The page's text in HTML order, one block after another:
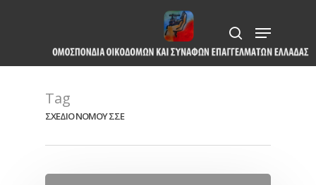
content
search
Menu
Tag
ΣΧΕΔΙΟ ΝΟΜΟΥ ΣΣΕ